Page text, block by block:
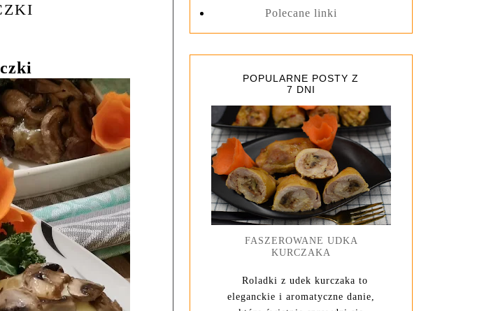
Polecane linki
POPULARNE POSTY Z
7 DNI
FASZEROWANE UDKA
KURCZAKA
Roladki z udek kurczaka to
eleganckie i aromatyczne danie,